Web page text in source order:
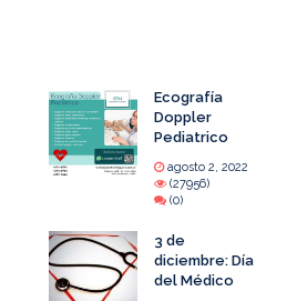
Ecografía
Doppler
Pediatrico
agosto 2, 2022
(27956)
(0)
3 de
diciembre: Día
del Médico